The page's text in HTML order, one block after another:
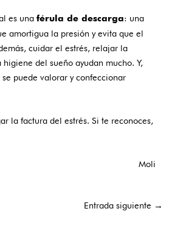
es unaférula de descarga: una
amortigua la presión y evita que el
cuidar el estrés, relajar la
del sueño ayudan mucho. Y,
puede valorar y confeccionar
la factura del estrés. Si te reconoces,
Moli
Entrada siguiente →